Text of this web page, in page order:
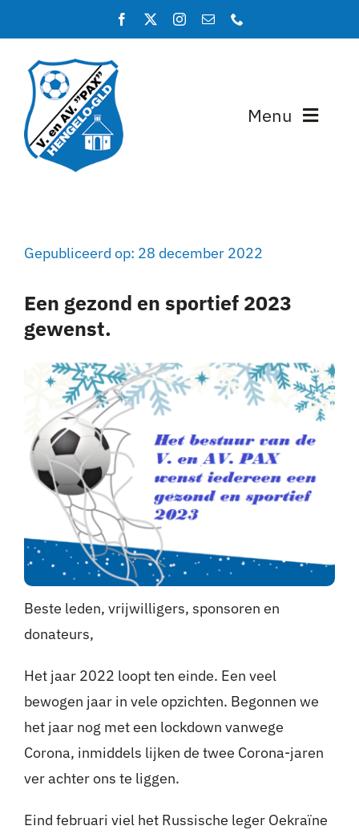
naar
inhoud
Menu
Teams
Lidmaatschap
Nieuws
Sponsoren
Contact
Lid worden
Zoeken
naar:
Gepubliceerd op: 28 december 2022
Een gezond en sportief 2023
gewenst.
Beste leden, vrijwilligers, sponsoren en
donateurs,
Het jaar 2022 loopt ten einde. Een veel
bewogen jaar in vele opzichten. Begonnen we
het jaar nog met een lockdown vanwege
Corona, inmiddels lijken de twee Corona-jaren
ver achter ons te liggen.
Eind februari viel het Russische leger Oekraïne